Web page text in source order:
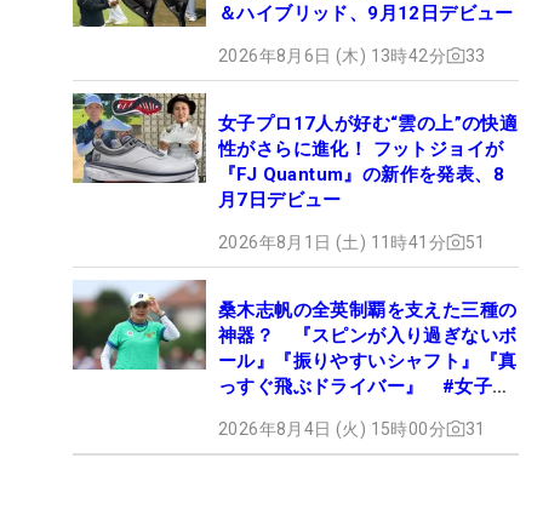
＆ハイブリッド、9月12日デビュー
2026年8月6日 (木) 13時42分 33
女子プロ17人が好む“雲の上”の快適
性がさらに進化！ フットジョイが
『FJ Quantum』の新作を発表、8
月7日デビュー
2026年8月1日 (土) 11時41分 51
桑木志帆の全英制覇を支えた三種の
神器？ 『スピンが入り過ぎないボ
ール』『振りやすいシャフト』『真
っすぐ飛ぶドライバー』 #女子プ
2026年8月4日 (火) 15時00分 31